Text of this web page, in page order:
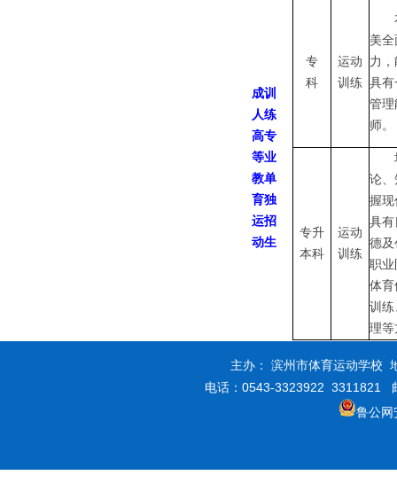
成训
人练
高专
等业
教单
育独
运招
动生
专
科
运动
训练
美
力
具有
管理
师。
专升
本科
运动
训练
论、
握现
具有
德及
职业
体育
训练
理等
主办： 滨州市体育运动学校
电话：0543-3323922 3311821
鲁公网